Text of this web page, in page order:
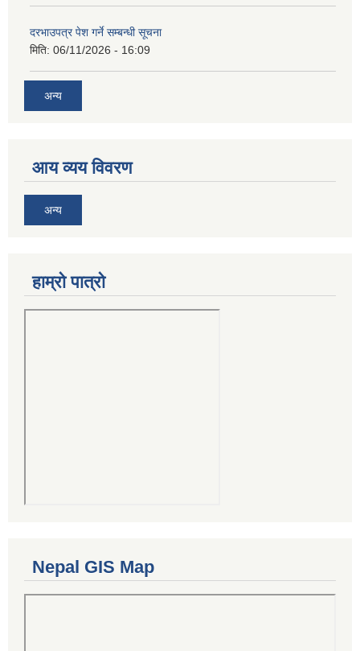
दरभाउपत्र पेश गर्ने सम्बन्धी सूचना
मिति: 06/11/2026 - 16:09
अन्य
आय व्यय विवरण
अन्य
हाम्रो पात्रो
Nepal GIS Map